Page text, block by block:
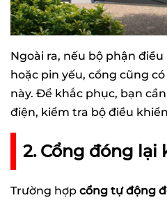
Ngoài ra, nếu bộ phận
hoặc pin yếu, cổng cũng
này. Để khắc phục, bạn
điện, kiểm tra bộ điều
2. Cổng đóng lại
Trường hợp cổng tự động